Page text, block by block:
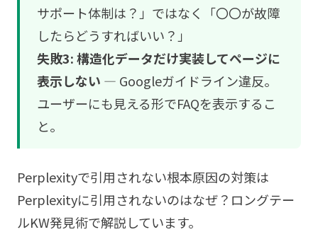
サポート体制は？」ではなく「〇〇が故障
したらどうすればいい？」
失敗3: 構造化データだけ実装してページに
表示しない — Googleガイドライン違反。
ユーザーにも見える形でFAQを表示するこ
と。
Perplexityで引用されない根本原因の対策は
Perplexityに引用されないのはなぜ？ロングテー
ルKW発見術で解説しています。